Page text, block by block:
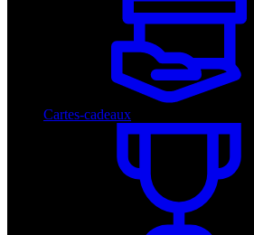
Cartes-cadeaux